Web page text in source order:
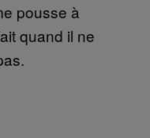
pousse à
quand il ne